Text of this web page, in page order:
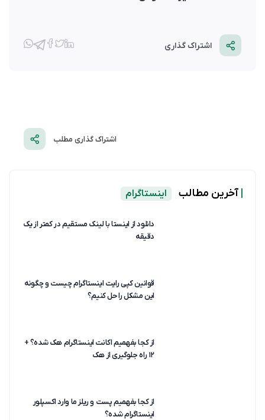
اشتراک گذاری
اشتراک گذاری مطلب
آخرین مطالب اینستاگرام
دانلود از اینستا با لینک مستقیم در کمتر از یک
دقیقه
قوانین کپی رایت اینستاگرام چیست و چگونه
این مشکل را حل کنیم؟
از کجا بفهمیم اکانت اینستاگرام هک شده؟ +
۱۲ راه جلوگیری از هک
از کجا بفهمیم پست و ریلز ما وارد اکسپلور
اینستاگرام شده؟